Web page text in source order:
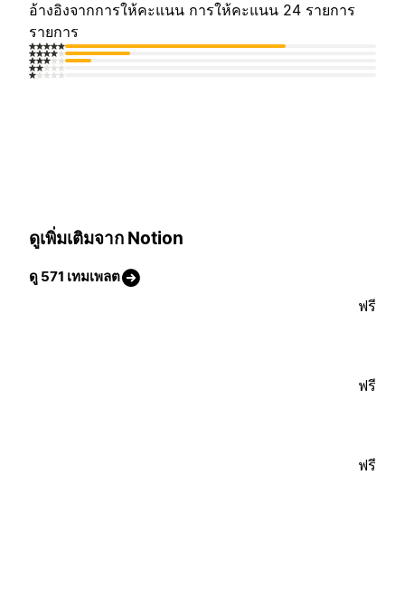
อ้างอิงจากการให้คะแนน การให้คะแนน 24 รายการ
รายการ
ดูเพิ่มเติมจาก Notion
ดู 571 เทมเพลต
ฟรี
ฟรี
ฟรี